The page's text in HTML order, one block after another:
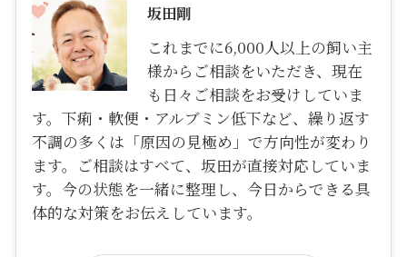
坂田剛
これまでに6,000人以上の飼い主
様からご相談をいただき、現在
も日々ご相談をお受けしていま
す。下痢・軟便・アルブミン低下など、繰り返す
不調の多くは「原因の見極め」で方向性が変わり
ます。ご相談はすべて、坂田が直接対応していま
す。今の状態を一緒に整理し、今日からできる具
体的な対策をお伝えしています。